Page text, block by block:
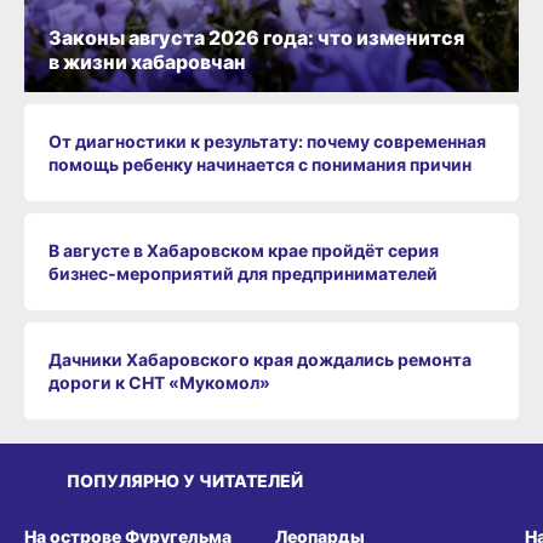
От диагностики к результату: почему современная
помощь ребенку начинается с понимания причин
В августе в Хабаровском крае пройдёт серия
бизнес‑мероприятий для предпринимателей
Дачники Хабаровского края дождались ремонта
дороги к СНТ «Мукомол»
Законы августа 2026 года: что изменится
в жизни хабаровчан
ПОПУЛЯРНО У ЧИТАТЕЛЕЙ
На острове Фуругельма
Леопарды